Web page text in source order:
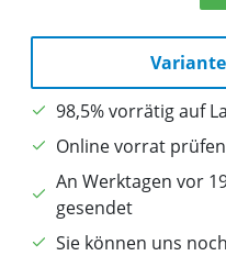
98,5% vorrätig auf
Online vorrat prüfen
An Werktagen vor
gesendet
Sie können uns